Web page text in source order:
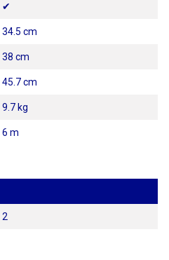
✔
34.5 cm
38 cm
45.7 cm
9.7 kg
6 m
2